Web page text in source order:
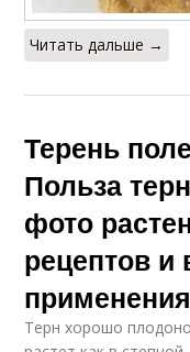
Читать дальше →
Терень
Польза
фото
рецептов и
применения
Терн хорошо